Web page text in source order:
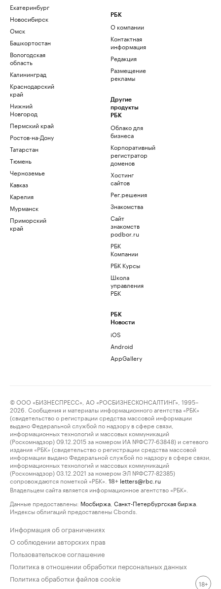
Екатеринбург
Новосибирск
Омск
Башкортостан
Вологодская
область
Калининград
Краснодарский
край
Нижний
Новгород
Пермский край
Ростов-на-Дону
Татарстан
Тюмень
Черноземье
Кавказ
Карелия
Мурманск
Приморский
край
РБК
О компании
Контактная
информация
Редакция
Размещение
рекламы
Другие
продукты
РБК
Облако для
бизнеса
Корпоративный
регистратор
доменов
Хостинг
сайтов
Рег.решения
Знакомства
Сайт
знакомств
podbor.ru
РБК
Компании
РБК Курсы
Школа
управления
РБК
РБК
Новости
iOS
Android
AppGallery
© ООО «БИЗНЕСПРЕСС», АО «РОСБИЗНЕСКОНСАЛТИНГ», 1995–
2026. Сообщения и материалы информационного агентства «РБК»
(свидетельство о регистрации средства массовой информации
выдано Федеральной службой по надзору в сфере связи,
информационных технологий и массовых коммуникаций
(Роскомнадзор) 09.12.2015 за номером ИА №ФС77-63848) и сетевого
издания «РБК» (свидетельство о регистрации средства массовой
информации выдано Федеральной службой по надзору в сфере связи,
информационных технологий и массовых коммуникаций
(Роскомнадзор) 03.12.2021 за номером ЭЛ №ФС77-82385)
сопровождаются пометкой «РБК».
18+ letters@rbc.ru
Владельцем сайта является информационное агентство «РБК».
Данные предоставлены: Мосбиржа Санкт-Петербургская биржа
Индексы облигаций предоставлены Cbonds.
Информация об ограничениях
О соблюдении авторских прав
Пользовательское соглашение
Политика в отношении обработки персональных данных
Политика обработки файлов cookie
18+